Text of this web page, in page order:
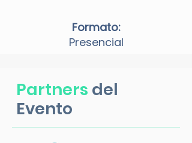
Formato:
Presencial
Partners del
Evento